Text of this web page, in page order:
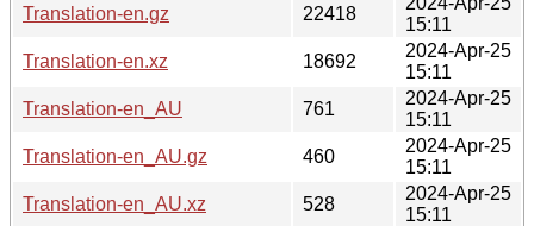
Translation-en.gz
22418
15:11
Translation-en.xz
18692
2024-Apr-25
15:11
Translation-en_AU
761
2024-Apr-25
15:11
Translation-en_AU.gz
460
2024-Apr-25
15:11
Translation-en_AU.xz
528
2024-Apr-25
15:11